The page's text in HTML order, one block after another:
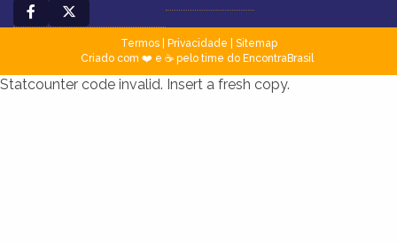
Termos| Privacidade
Sitemap
Criado com ❤️ e ☕ pelo time do EncontraBrasil
Statcounter code invalid. Insert a fresh copy.